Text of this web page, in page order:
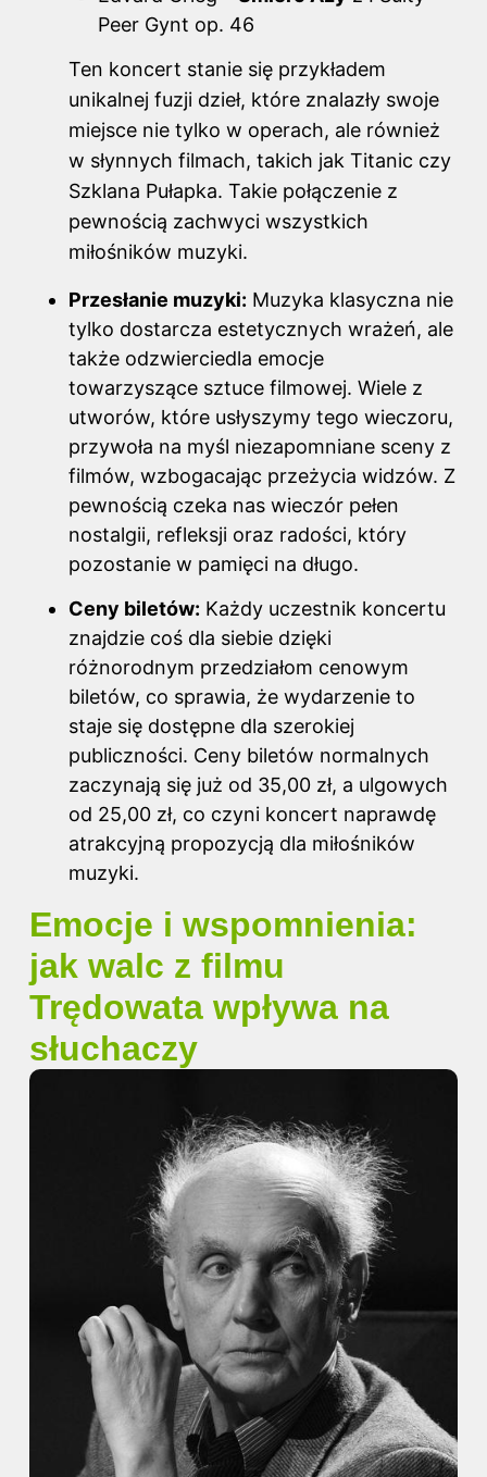
Peer Gynt op. 46
Ten koncert stanie się przykładem
unikalnej fuzji dzieł, które znalazły swoje
miejsce nie tylko w operach, ale również
w słynnych filmach, takich jak Titanic czy
Szklana Pułapka. Takie połączenie z
pewnością zachwyci wszystkich
miłośników muzyki.
Przesłanie muzyki: Muzyka klasyczna nie
tylko dostarcza estetycznych wrażeń, ale
także odzwierciedla emocje
towarzyszące sztuce filmowej. Wiele z
utworów, które usłyszymy tego wieczoru,
przywoła na myśl niezapomniane sceny z
filmów, wzbogacając przeżycia widzów. Z
pewnością czeka nas wieczór pełen
nostalgii, refleksji oraz radości, który
pozostanie w pamięci na długo.
Ceny biletów: Każdy uczestnik koncertu
znajdzie coś dla siebie dzięki
różnorodnym przedziałom cenowym
biletów, co sprawia, że wydarzenie to
staje się dostępne dla szerokiej
publiczności. Ceny biletów normalnych
zaczynają się już od 35,00 zł, a ulgowych
od 25,00 zł, co czyni koncert naprawdę
atrakcyjną propozycją dla miłośników
muzyki.
Emocje i wspomnienia:
jak walc z filmu
Trędowata wpływa na
słuchaczy